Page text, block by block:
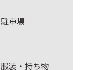
駐車場
服装・持ち物